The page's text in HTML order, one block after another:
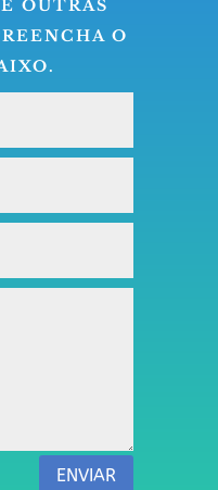
OUTRAS
O
ENVIAR